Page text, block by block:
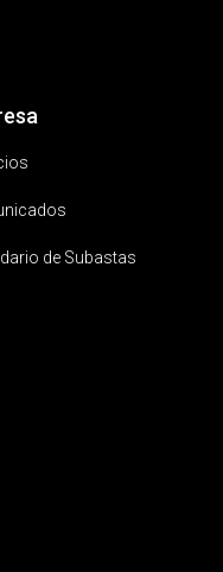
de Subastas